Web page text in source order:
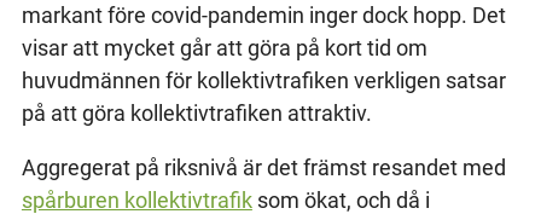
markant före covid-pandemin inger dock hopp. Det
visar att mycket går att göra på kort tid om
huvudmännen för kollektivtrafiken verkligen satsar
på att göra kollektivtrafiken attraktiv.
Aggregerat på riksnivå är det främst resandet med
spårburen kollektivtrafiksom ökat, och då i